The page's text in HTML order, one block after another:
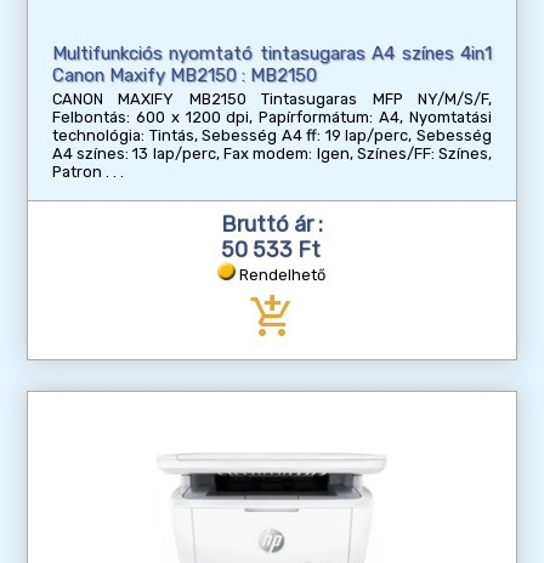
Multifunkciós nyomtató tintasugaras A4 színes 4in1
Canon Maxify MB2150 : MB2150
CANON MAXIFY MB2150 Tintasugaras MFP NY/M/S/F,
Felbontás: 600 x 1200 dpi, Papírformátum: A4, Nyomtatási
technológia: Tintás, Sebesség A4 ff: 19 lap/perc, Sebesség
A4 színes: 13 lap/perc, Fax modem: Igen, Színes/FF: Színes,
Patron
Bruttó ár :
50 533 Ft
Rendelhető
add_shopping_cart